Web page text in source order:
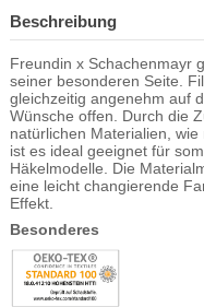
Beschreibung
Freundin x Schachenmayr
seiner besonderen Seite.
gleichzeitig angenehm auf
Wünsche offen. Durch die
natürlichen Materialien,
ist es ideal geeignet für
Häkelmodelle. Die
eine leicht changierende
Effekt.
Besonderes